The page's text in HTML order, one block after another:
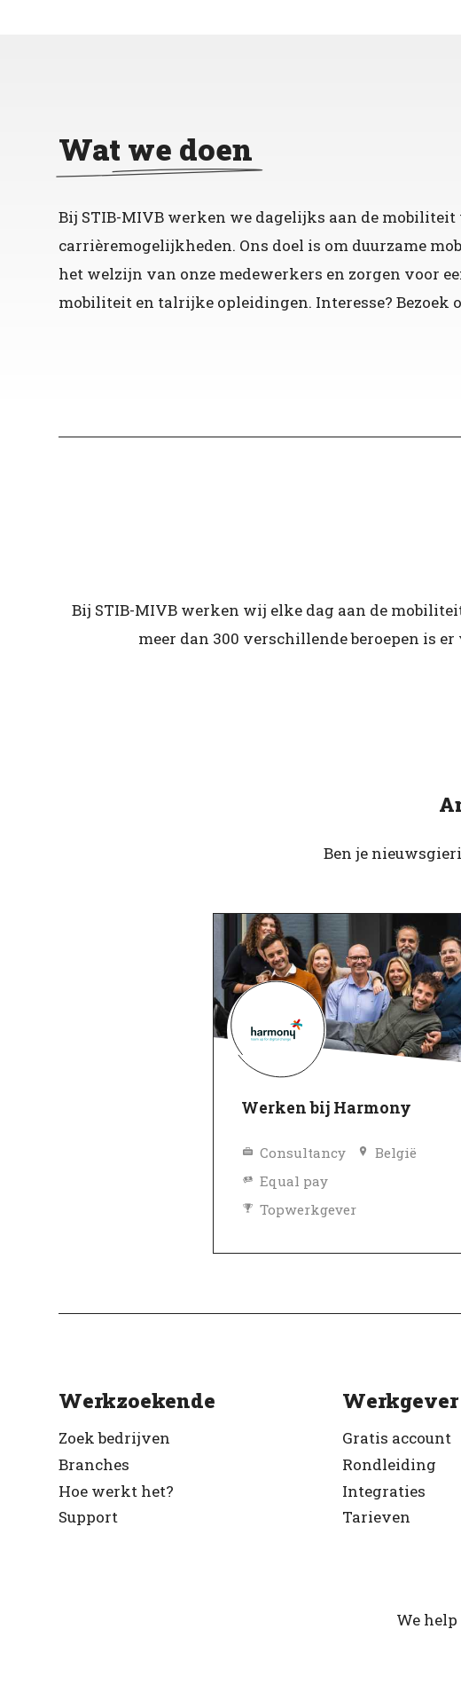
Wat we doen
Bij STIB-MIVB werken we dagelijks aan de mobiliteit
carrièremogelijkheden. Ons doel is om duurzame
het welzijn van onze medewerkers en zorgen voor
mobiliteit en talrijke opleidingen. Interesse? Bezoek
Bij STIB-MIVB werken wij elke dag aan de
meer dan 300 verschillende beroepen is
Ben je
Werken bij Harmony
Consultancy
België
Equal pay
Topwerkgever
Werkzoekende
Zoek bedrijven
Branches
Hoe werkt het?
Support
Werkgever
Gratis account
Rondleiding
Integraties
Tarieven
We